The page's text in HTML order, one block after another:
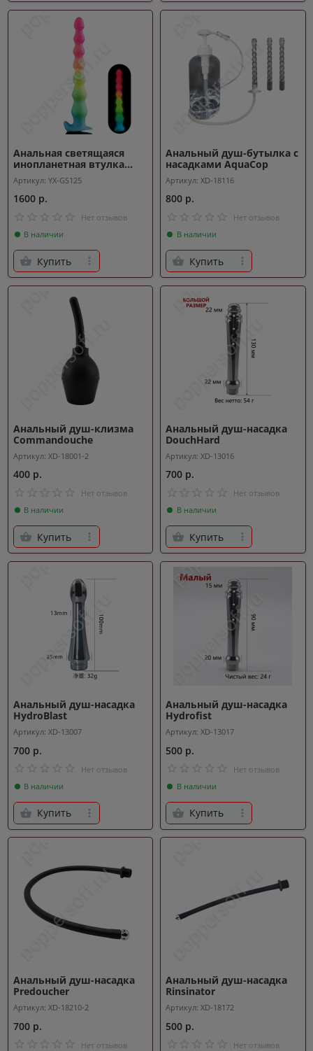
Анальная светящаяся
инопланетная втулка
Rainbow Unicorn
Артикул: YX-GS125
1600 р.
Нет отзывов
В наличии
Купить
Анальный душ-бутылка с
насадками AquaCop
Артикул: XD-18116
800 р.
Нет отзывов
В наличии
Купить
Анальный душ-клизма
Commandouche
Артикул: XD-18001-2
400 р.
Нет отзывов
В наличии
Купить
Анальный душ-насадка
DouchHard
Артикул: XD-13016
700 р.
Нет отзывов
В наличии
Купить
Анальный душ-насадка
HydroBlast
Артикул: XD-13007
700 р.
Нет отзывов
В наличии
Купить
Анальный душ-насадка
Hydrofist
Артикул: XD-13017
500 р.
Нет отзывов
В наличии
Купить
Анальный душ-насадка
Predoucher
Артикул: XD-18210-2
700 р.
Нет отзывов
Анальный душ-насадка
Rinsinator
Артикул: XD-18172
500 р.
Нет отзывов